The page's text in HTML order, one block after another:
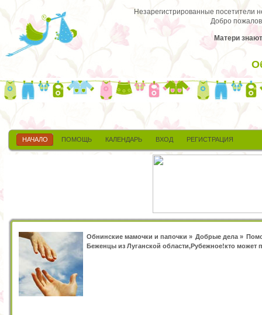
Незарегистрированные посетители
Добро
Матери
НАЧАЛО ПОМОЩЬ КАЛЕНДАРЬ ВХОД РЕГИСТРАЦИЯ
Обнинские мамочки и папочки » Добрые дела»
Беженцы из Луганской области,Рубежное!кто может